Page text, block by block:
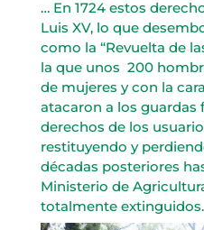
… En 1724 estos
Luis XV, lo que
como la “Revuelta de
la que unos 200
de mujeres y con la
atacaron a los guardas
derechos de los
restituyendo y
décadas posteriores
Ministerio de
totalmente extinguidos.